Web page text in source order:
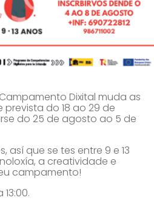
Dixital muda as
do 18 ao 29 de
do 25 de agosto ao 5 de
así que se tes entre 9 e 13
a creatividade e
campamento!